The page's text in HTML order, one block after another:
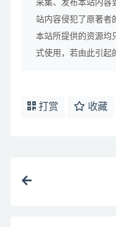
采集、发布本站内容
站内容侵犯了原著者
本站所提供的资源均
式使用，若由此引起
打赏 收藏